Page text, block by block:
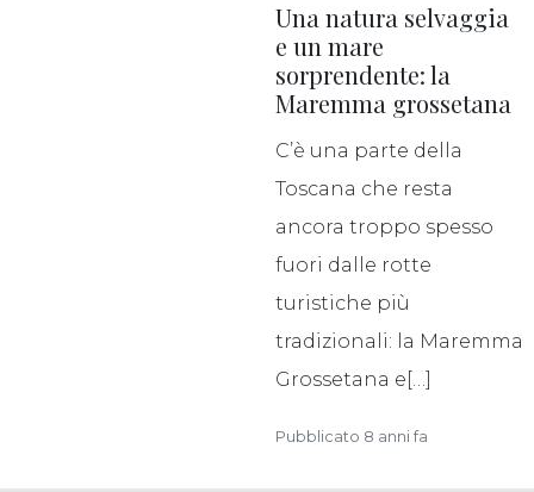
Una natura selvaggia
e un mare
sorprendente: la
Maremma grossetana
C’è una parte della
Toscana che resta
ancora troppo spesso
fuori dalle rotte
turistiche più
tradizionali: la Maremma
Grossetana e[…]
Pubblicato 8 anni fa